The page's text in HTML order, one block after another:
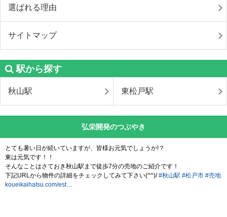
選ばれる理由
サイトマップ
駅から探す
秋山駅 東松戸駅
弘栄開発のつぶやき